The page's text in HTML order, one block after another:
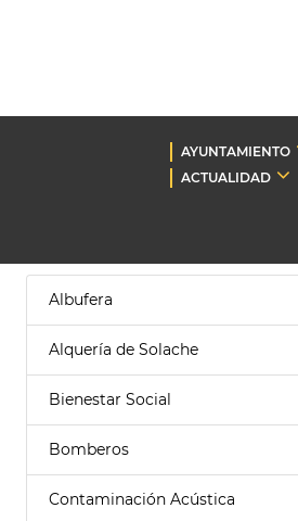
AYUNTAMIENTO
ACTUALIDAD
Albufera
Alquería de Solache
Bienestar Social
Bomberos
Contaminación Acústica